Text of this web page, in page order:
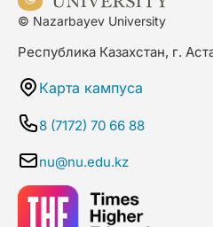
© Nazarbayev University
Республика Казахстан, г.
Карта кампуса
8 (7172) 70 66 88
nu@nu.edu.kz